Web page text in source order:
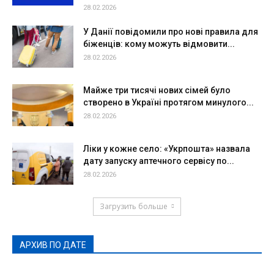
28.02.2026
У Данії повідомили про нові правила для
біженців: кому можуть відмовити...
28.02.2026
Майже три тисячі нових сімей було
створено в Україні протягом минулого...
28.02.2026
Ліки у кожне село: «Укрпошта» назвала
дату запуску аптечного сервісу по...
28.02.2026
Загрузить больше
АРХИВ ПО ДАТЕ